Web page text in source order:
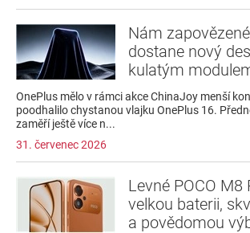
Nám
dostane nový
kulatým
OnePlus mělo v rámci akce ChinaJoy menší
poodhalilo chystanou vlajku OnePlus 16.
zaměří ještě více n...
31. červenec 2026
Levné POCO M8
velkou baterii,
a povědomou